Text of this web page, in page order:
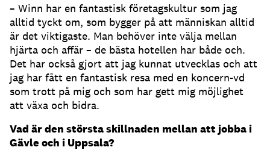
– Winn har en fantastisk företagskultur som jag
alltid tyckt om, som bygger på att människan alltid
är det viktigaste. Man behöver inte välja mellan
hjärta och affär – de bästa hotellen har både och.
Det har också gjort att jag kunnat utvecklas och att
jag har fått en fantastisk resa med en koncern-vd
som trott på mig och som har gett mig möjlighet
att växa och bidra.
Vad är den största skillnaden mellan att jobba i
Gävle och i Uppsala?